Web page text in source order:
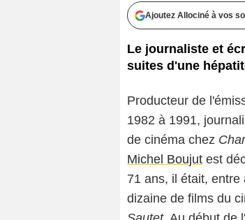
Ajoutez Allociné à vos
Le journaliste et
suites d'une
Producteur de
1982 à 1991,
de cinéma chez
Michel Boujut est
71 ans, il était, entre
dizaine de films du